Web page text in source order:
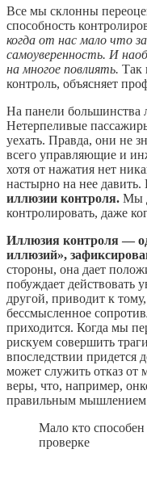
Все мы склонны
способность
когда от нас мало что
самоуверенность. И
на многое повлиять. Так
контроль, объясняет
На панели большинства
Нетерпеливые
уехать. Правда, они не
всего управляющие и
хотя от нажатия нет
настырно на нее давить.
иллюзии контроля. Мы
контролировать, даже
Иллюзия контроля —
иллюзий»,
стороны, она дает
побуждает действовать
другой, приводит к
бессмысленное
приходится. Когда мы
рискуем совершить
впоследствии придется
может служить отказ от
веры, что, например,
правильным мышлением
Мало кто способен
проверке